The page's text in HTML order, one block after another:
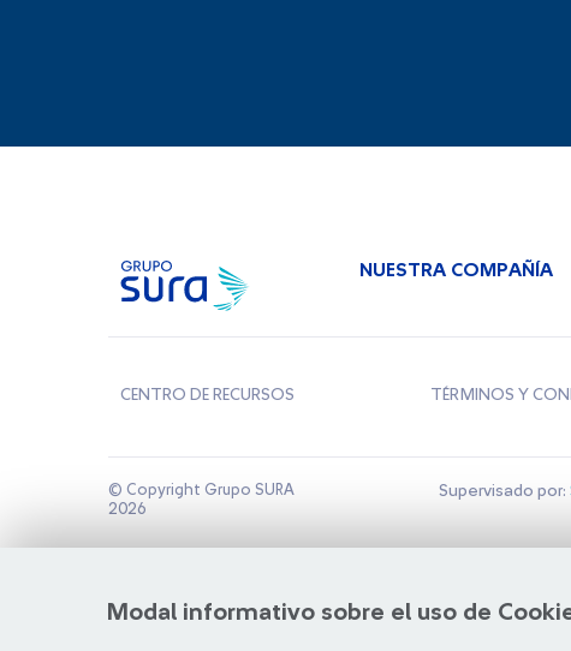
Modal informativo sobre el uso de
NUESTRA COMPAÑÍA
CENTRO DE RECURSOS TÉRMINOS Y
© Copyright Grupo SURA
2026
Supervisado por: